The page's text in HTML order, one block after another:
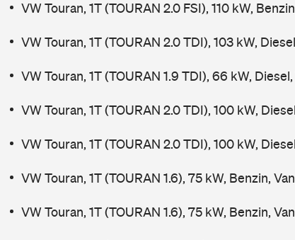
VW Touran, 1T (TOURAN 2.0 FSI), 110 kW,
VW Touran, 1T (TOURAN 2.0 TDI), 103 kW,
VW Touran, 1T (TOURAN 1.9 TDI), 66 kW,
VW Touran, 1T (TOURAN 2.0 TDI), 100 kW,
VW Touran, 1T (TOURAN 2.0 TDI), 100 kW,
VW Touran, 1T (TOURAN 1.6), 75 kW, Benzin,
VW Touran, 1T (TOURAN 1.6), 75 kW, Benzin,